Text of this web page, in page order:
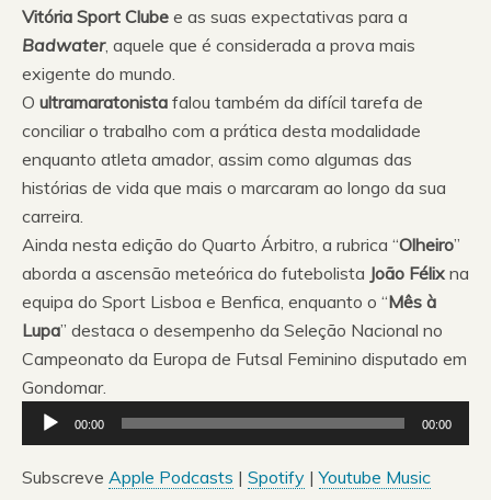
Vitória Sport Clube e as suas expectativas para a
Badwater, aquele que é considerada a prova mais
exigente do mundo.
O ultramaratonista falou também da difícil tarefa de
conciliar o trabalho com a prática desta modalidade
enquanto atleta amador, assim como algumas das
histórias de vida que mais o marcaram ao longo da sua
carreira.
Ainda nesta edição do Quarto Árbitro, a rubrica “Olheiro”
aborda a ascensão meteórica do futebolista João Félix na
equipa do Sport Lisboa e Benfica, enquanto o “Mês à
Lupa” destaca o desempenho da Seleção Nacional no
Campeonato da Europa de Futsal Feminino disputado em
Gondomar.
Reprodutor
de
áudio
00:00 00:00
Subscreve Apple Podcasts | Spotify |Youtube Music